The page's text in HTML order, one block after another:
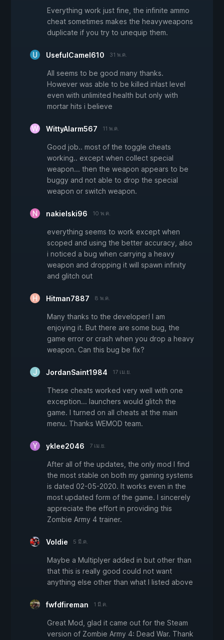
Everything work just fine, the infinite ammo
cheat sometimes makes the heavyweapons
duplicate if you try to unequip them.
UsefulCamel610 31 พ.ค.
All seems to be good many thanks.
However was able to be killed inlast level
even with unlimited health but only with
mortar hits i believe
WittyAlarm567 11 พ.ค.
Good job.. most of the toggle cheats
working.. except when collect special
weapon... then the weapon appears to be
buggy and not able to drop the special
weapon or switch weapon.
nakielski96 10 พ.ค.
everything seems to work except when
scoped and using the better accuracy, also
i noticed a bug when carrying a heavy
weapon and dropping it will spawn infinity
and glitch out
Hitman7887 8 พ.ค.
Many thanks to the developer! I am
enjoying it. But there are some bug, the
game error or crash when you drop a heavy
weapon. Can this bug be fix?
JordanSaint1984 17 เม.ย.
These cheats worked very well with one
exception... launchers would glitch the
game. I turned on all cheats at the main
menu. Thanks WEMOD team.
yklee2046 7 เม.ย.
After all of the updates, the only mod I find
the most stable on both my gaming systems
is dated 02-05-2020. It works even in the
most updated form of the game. I sincerely
appreciate the effort in providing this
Zombie Army 4 trainer.
Voldie 5 มี.ค.
Maybe a Multiplyer added in but other than
that this is really good could not want
anything else other than what I listed above
fwfdfireman 1 มี.ค.
Great Mod, glad it came out for the Steam
version of Zombie Army 4: Dead War. Thank